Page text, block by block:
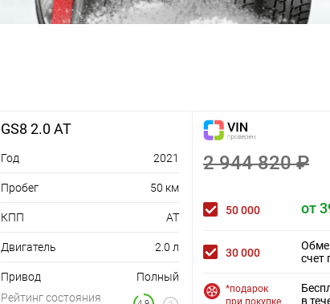
Память положения сидений второго ряда (с
функцией приветствия)
GS8 2.0 AT
Год 2021
Пробег 50 км
КПП AT
Двигатель 2.0 л
Привод
Полный
Рейтинг состояния
2 944 820 ₽
50 000 от
30 000
счет
*подарок
при покупке
в